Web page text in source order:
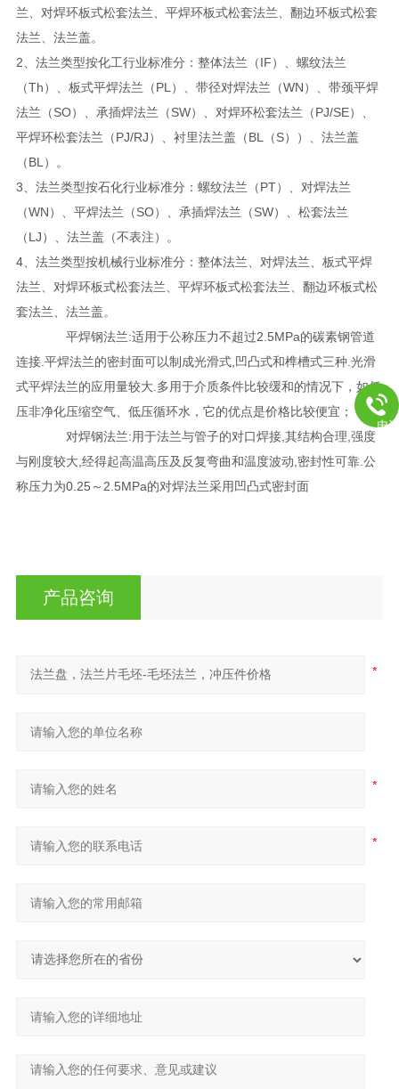
兰、对焊环板式松套法兰、平焊环板式松套法兰、翻边环板式松套
法兰、法兰盖。
2、法兰类型按化工行业标准分：整体法兰（IF）、螺纹法兰
（Th）、板式平焊法兰（PL）、带径对焊法兰（WN）、带颈平焊
法兰（SO）、承插焊法兰（SW）、对焊环松套法兰（PJ/SE）、
平焊环松套法兰（PJ/RJ）、衬里法兰盖（BL（S））、法兰盖
（BL）。
3、法兰类型按石化行业标准分：螺纹法兰（PT）、对焊法兰
（WN）、平焊法兰（SO）、承插焊法兰（SW）、松套法兰
（LJ）、法兰盖（不表注）。
4、法兰类型按机械行业标准分：整体法兰、对焊法兰、板式平焊
法兰、对焊环板式松套法兰、平焊环板式松套法兰、翻边环板式松
套法兰、法兰盖。
平焊钢法兰:适用于公称压力不超过2.5MPa的碳素钢管道
连接.平焊法兰的密封面可以制成光滑式,凹凸式和榫槽式三种.光滑
式平焊法兰的应用量较大.多用于介质条件比较缓和的情况下，如低
压非净化压缩空气、低压循环水，它的优点是价格比较便宜；
对焊钢法兰:用于法兰与管子的对口焊接,其结构合理,强度
与刚度较大,经得起高温高压及反复弯曲和温度波动,密封性可靠.公
称压力为0.25～2.5MPa的对焊法兰采用凹凸式密封面
产品咨询
电